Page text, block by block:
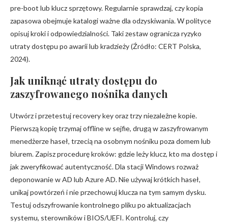
pre-boot lub klucz sprzętowy. Regularnie sprawdzaj, czy kopia
zapasowa obejmuje katalogi ważne dla odzyskiwania. W polityce
opisuj kroki i odpowiedzialności. Taki zestaw ogranicza ryzyko
utraty dostępu po awarii lub kradzieży (Źródło: CERT Polska,
2024).
Jak uniknąć utraty dostępu do
zaszyfrowanego nośnika danych
Utwórz i przetestuj recovery key oraz trzy niezależne kopie.
Pierwszą kopię trzymaj offline w sejfie, drugą w zaszyfrowanym
menedżerze haseł, trzecią na osobnym nośniku poza domem lub
biurem. Zapisz procedurę kroków: gdzie leży klucz, kto ma dostęp i
jak zweryfikować autentyczność. Dla stacji Windows rozważ
deponowanie w AD lub Azure AD. Nie używaj krótkich haseł,
unikaj powtórzeń i nie przechowuj klucza na tym samym dysku.
Testuj odszyfrowanie kontrolnego pliku po aktualizacjach
systemu, sterowników i BIOS/UEFI. Kontroluj, czy